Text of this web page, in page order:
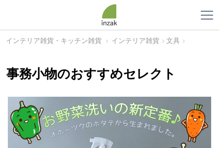
インテリア雑貨・キッチン雑貨 インテリア雑貨 文具
事務小物のおすすめセレクト